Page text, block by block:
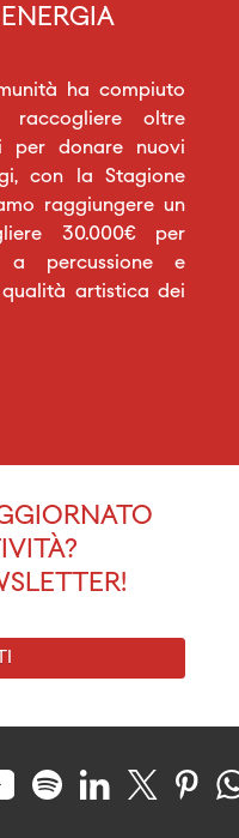
ha compiuto
raccogliere oltre
per donare nuovi
con la Stagione
raggiungere un
30.000€ per
a percussione e
artistica dei